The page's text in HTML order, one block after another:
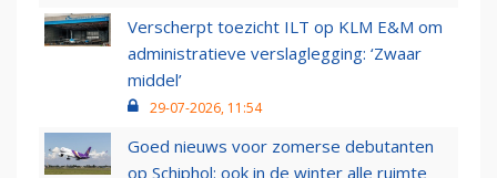
Verscherpt toezicht ILT op KLM E&M om
administratieve verslaglegging: ‘Zwaar
middel’
29-07-2026, 11:54
Goed nieuws voor zomerse debutanten
op Schiphol: ook in de winter alle ruimte